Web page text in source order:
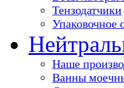
Тензодатчики
Упаковочное
Наше
Ванны